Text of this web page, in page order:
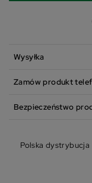
Wysyłka
Zamów produkt
Bezpieczeństwo
Polska dystrybucja